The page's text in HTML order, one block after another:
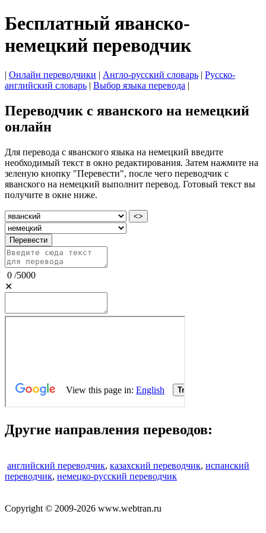
Бесплатный яванско-
немецкий переводчик
| Онлайн переводчики | Англо-русский словарь | Русско-
английский словарь | Выбор языка перевода |
Переводчик с яванского на немецкий
онлайн
Для перевода с яванского языка на немецкий введите
необходимый текст в окно редактирования. Затем нажмите на
зеленую кнопку "Перевести", после чего переводчик с
яванского на немецкий выполнит перевод. Готовый текст вы
получите в окне ниже.
<>
Перевести
0 /5000
✕
Другие направления переводов:
английский переводчик, казахский переводчик, испанский
переводчик, немецко-русский переводчик
Copyright © 2009-2026 www.webtran.ru